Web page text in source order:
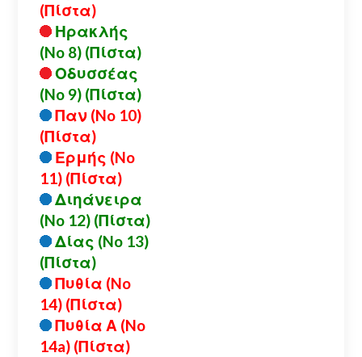
(Πίστα)
Ηρακλής
(No 8) (Πίστα)
Οδυσσέας
(No 9) (Πίστα)
Παν (No 10)
(Πίστα)
Ερμής (No
11) (Πίστα)
Διηάνειρα
(No 12) (Πίστα)
Δίας (No 13)
(Πίστα)
Πυθία (No
14) (Πίστα)
Πυθία Α (No
14a) (Πίστα)